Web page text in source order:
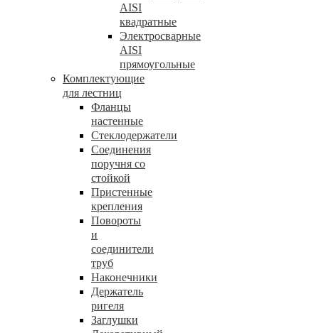
AISI
квадратные
Электросварные
AISI
прямоугольные
Комплектующие
для лестниц
Фланцы
настенные
Стеклодержатели
Соединения
поручня со
стойкой
Пристенные
крепления
Повороты
и
соединители
труб
Наконечники
Держатель
ригеля
Заглушки